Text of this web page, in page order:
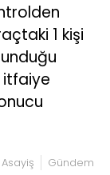
1 kişi
itfaiye
Asayiş Gündem